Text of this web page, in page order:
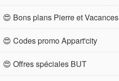
😍 Bons plans Pierre et Vacances
😍 Codes promo Appart'city
😍 Offres spéciales BUT